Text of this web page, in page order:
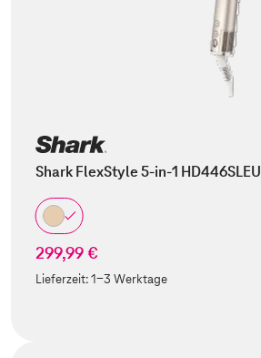
Shark FlexStyle 5-in-1 HD446SLEU
299,99 €
Lieferzeit:1-3 Werktage